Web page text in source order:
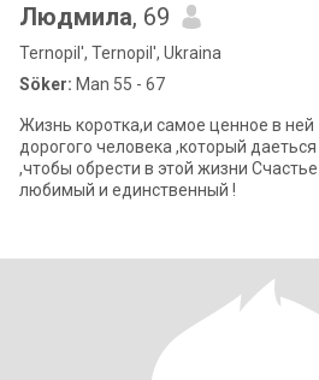
Людмила, 69
Ternopil', Ternopil', Ukraina
Söker: Man 55 - 67
Жизнь коротка,и самое ценное в
дорогого человека ,который
,чтобы обрести в этой жизни
любимый и единственный !